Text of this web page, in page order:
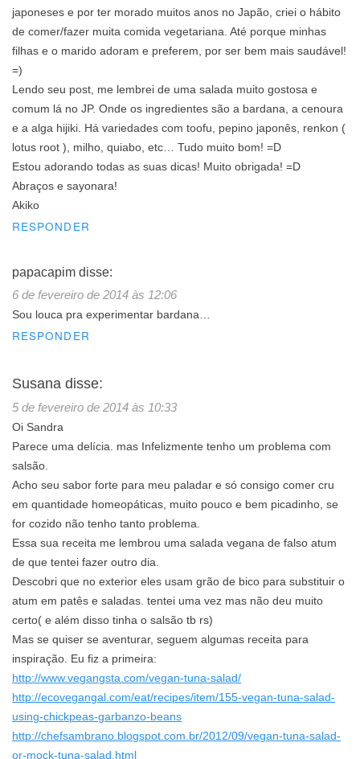
japoneses e por ter morado muitos anos no Japão, criei o hábito
de comer/fazer muita comida vegetariana. Até porque minhas
filhas e o marido adoram e preferem, por ser bem mais saudável!
=)
Lendo seu post, me lembrei de uma salada muito gostosa e
comum lá no JP. Onde os ingredientes são a bardana, a cenoura
e a alga hijiki. Há variedades com toofu, pepino japonês, renkon (
lotus root ), milho, quiabo, etc… Tudo muito bom! =D
Estou adorando todas as suas dicas! Muito obrigada! =D
Abraços e sayonara!
Akiko
RESPONDER
papacapim disse:
6 de fevereiro de 2014 às 12:06
Sou louca pra experimentar bardana…
RESPONDER
Susana disse:
5 de fevereiro de 2014 às 10:33
Oi Sandra
Parece uma delícia. mas Infelizmente tenho um problema com
salsão.
Acho seu sabor forte para meu paladar e só consigo comer cru
em quantidade homeopáticas, muito pouco e bem picadinho, se
for cozido não tenho tanto problema.
Essa sua receita me lembrou uma salada vegana de falso atum
de que tentei fazer outro dia.
Descobri que no exterior eles usam grão de bico para substituir o
atum em patês e saladas. tentei uma vez mas não deu muito
certo( e além disso tinha o salsão tb rs)
Mas se quiser se aventurar, seguem algumas receita para
inspiração. Eu fiz a primeira:
http://www.vegangsta.com/vegan-tuna-salad/
http://ecovegangal.com/eat/recipes/item/155-vegan-tuna-salad-
using-chickpeas-garbanzo-beans
http://chefsambrano.blogspot.com.br/2012/09/vegan-tuna-salad-
or-mock-tuna-salad.html